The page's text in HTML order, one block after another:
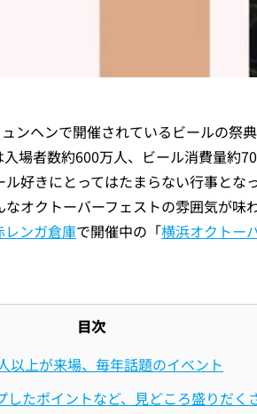
ンヘンで開催されているビールの祭
場者数約600万人、ビール消費量約
好きにとってはたまらない行事とな
オクトーバーフェストの雰囲気が味
レンガ倉庫で開催中の「横浜オクトー
目次
以上が来場、毎年話題のイベント
したポイントなど、見どころ盛りだく